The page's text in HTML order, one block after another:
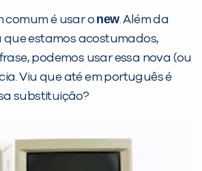
comum é usar o new. Além da
estamos acostumados,
podemos usar essa nova (ou
Viu que até em português é
substituição?
com a: